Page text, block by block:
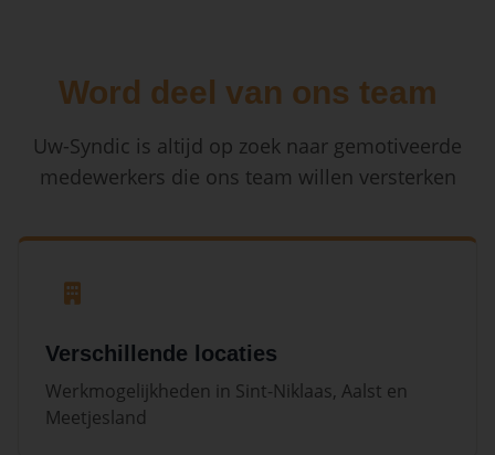
Word deel van ons team
Uw-Syndic is altijd op zoek naar gemotiveerde
medewerkers die ons team willen versterken
Verschillende locaties
Werkmogelijkheden in Sint-Niklaas, Aalst en
Meetjesland